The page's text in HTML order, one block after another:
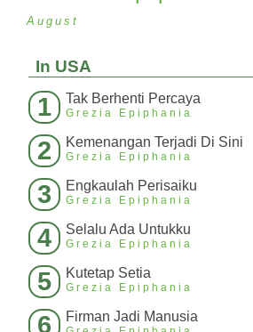
August
In USA
1 Tak Berhenti Percaya
Grezia Epiphania
2 Kemenangan Terjadi Di Sini
Grezia Epiphania
3 Engkaulah Perisaiku
Grezia Epiphania
4 Selalu Ada Untukku
Grezia Epiphania
5 Kutetap Setia
Grezia Epiphania
6 Firman Jadi Manusia